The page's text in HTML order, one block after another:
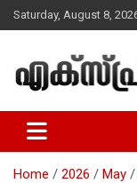
Skip
to
Saturday, August 8,
Express
Christian
Home 2026 May